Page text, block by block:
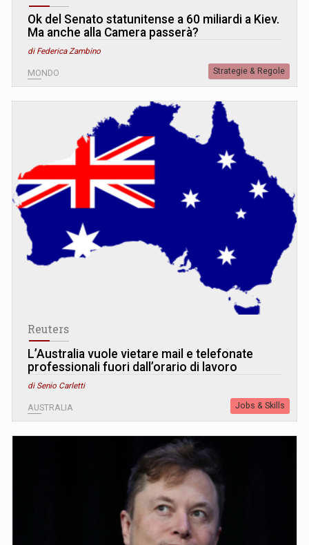
Ok del Senato statunitense a 60 miliardi a Kiev.
Ma anche alla Camera passerà?
di Federica Zambino
MONDO Strategie & Regole
Reuters
L’Australia vuole vietare mail e telefonate
professionali fuori dall’orario di lavoro
di Senio Carletti
AUSTRALIA Jobs & Skills